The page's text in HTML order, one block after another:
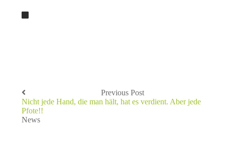
Previous Post
Nicht jede Hand, die man hält, hat es verdient. Aber jede
Pfote!!
News